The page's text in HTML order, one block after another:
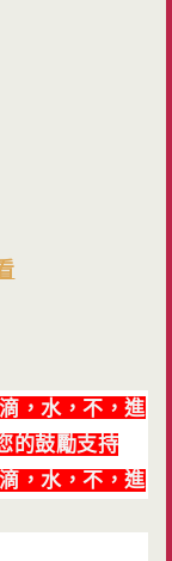
的鼓勵支持